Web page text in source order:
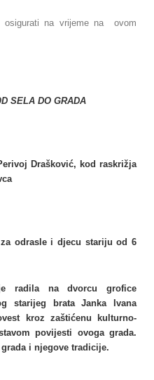
osigurati na vrijeme na ovom
SELA DO GRADA
Drašković, kod raskrižja
za odrasle i djecu stariju od 6
je radila na dvorcu grofice
starijeg brata Janka Ivana
kroz zaštićenu kulturno-
povijesti ovoga grada.
i njegove tradicije.